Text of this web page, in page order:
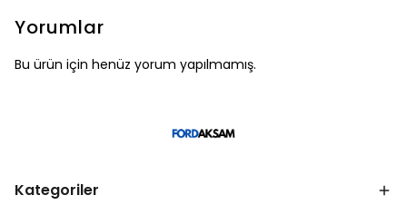
Yorumlar
Bu ürün için henüz yorum yapılmamış.
Kategoriler